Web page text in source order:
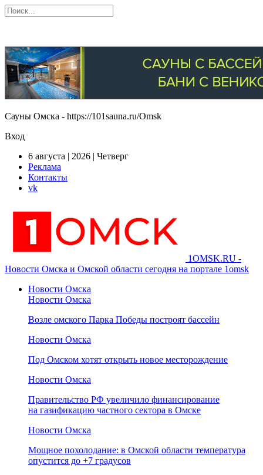
Сауны Омска - https://101sauna.ru/Omsk
Вход
6 августа | 2026 | Четверг
Реклама
Контакты
vk
1OMSK.RU -
Новости Омска и Омской области сегодня на портале 1omsk
Новости Омска
Новости Омска
Возле омского Парка Победы построят бассейн
Новости Омска
Под Омском хотят открыть новое месторождение
Новости Омска
Правительство РФ увеличило финансирование
на газификацию частного сектора в Омске
Новости Омска
Мощное похолодание: в Омской области температура
опустится до +7 градусов